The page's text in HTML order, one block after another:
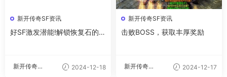
新开传奇SF资讯
好SF激发潜能!解锁恢复石的强
新开传奇私
2024-12-18
新开传奇SF资讯
击败BOSS，获取丰厚奖励
新开传奇私
2024-12-17